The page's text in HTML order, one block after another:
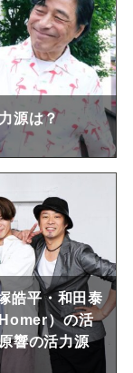
源は？
皓平・和田泰
）の活
響の活力源